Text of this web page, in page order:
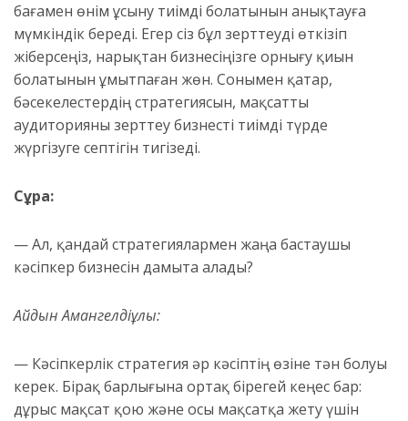
бағамен өнім ұсыну тиімді болатынын анықтауға
мүмкіндік береді. Егер сіз бұл зерттеуді өткізіп
жіберсеңіз, нарықтан бизнесіңізге орнығу қиын
болатынын ұмытпаған жөн. Сонымен қатар,
бәсекелестердің стратегиясын, мақсатты
аудиторияны зерттеу бизнесті тиімді түрде
жүргізуге септігін тигізеді.
Сұрақ:
— Ал, қандай стратегиялармен жаңа бастаушы
кәсіпкер бизнесін дамыта алады?
Айдын Амангелдіұлы:
— Кәсіпкерлік стратегия әр кәсіптің өзіне тән болуы
керек. Бірақ барлығына ортақ бірегей кеңес бар:
дұрыс мақсат қою және осы мақсатқа жету үшін